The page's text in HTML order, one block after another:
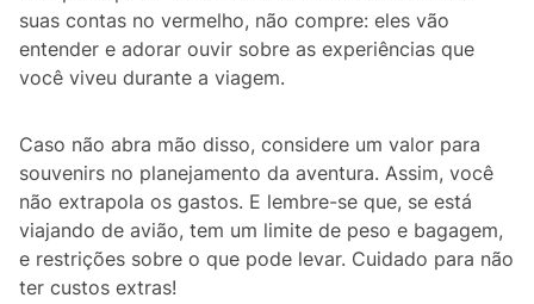
suas contas no vermelho, não compre: eles vão
entender e adorar ouvir sobre as experiências que
você viveu durante a viagem.
Caso não abra mão disso, considere um valor para
souvenirs no planejamento da aventura. Assim, você
não extrapola os gastos. E lembre-se que, se está
viajando de avião, tem um limite de peso e bagagem,
e restrições sobre o que pode levar. Cuidado para não
ter custos extras!